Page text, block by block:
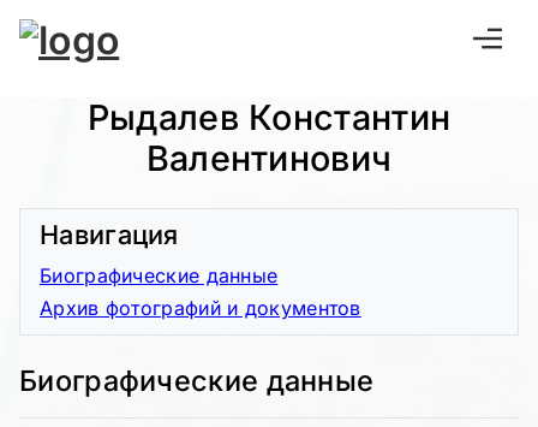
Рыдалев Константин
Валентинович
Биографические данные
Навигация
Биографические данные
Архив фотографий и документов